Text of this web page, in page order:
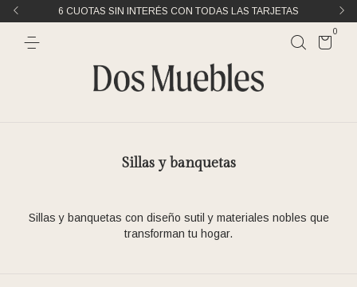
6 CUOTAS SIN INTERÉS CON TODAS LAS TARJETAS
0
Sillas y banquetas
Sillas y banquetas con diseño sutil y materiales nobles que
transforman tu hogar.